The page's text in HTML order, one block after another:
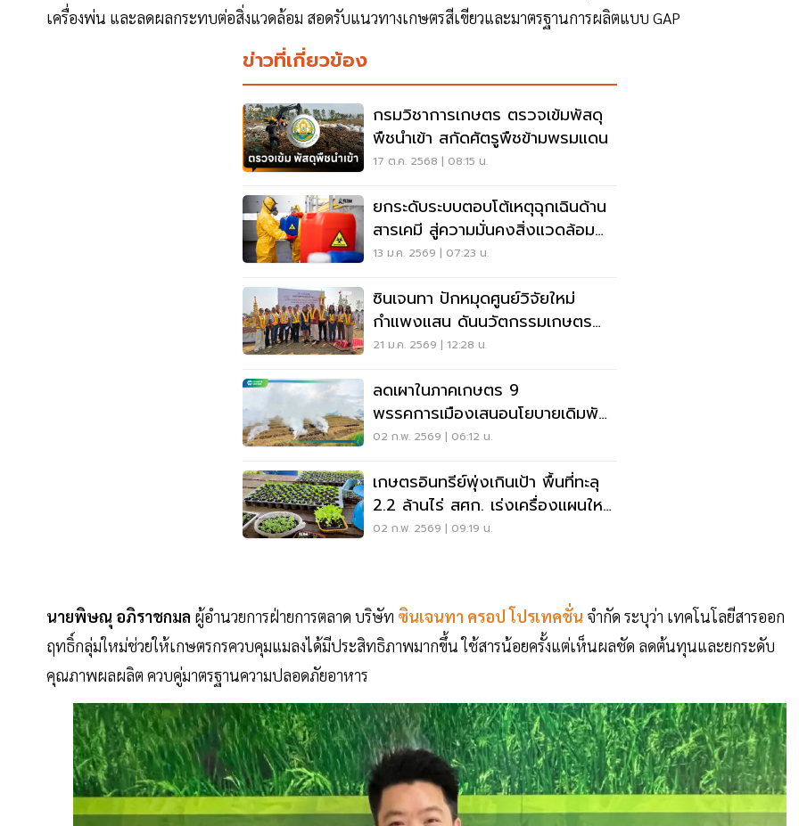
เครื่องพ่น และลดผลกระทบต่อสิ่งแวดล้อม สอดรับแนวทางเกษตรสีเขียวและมาตรฐานการผลิตแบบ GAP
ข่าวที่เกี่ยวข้อง
กรมวิชาการเกษตร ตรวจเข้มพัสดุ
พืชนำเข้า สกัดศัตรูพืชข้ามพรมแดน
17 ต.ค. 2568 | 08:15 น.
ยกระดับระบบตอบโต้เหตุฉุกเฉินด้าน
สารเคมี สู่ความมั่นคงสิ่งแวดล้อม
ระดับประเทศ
13 ม.ค. 2569 | 07:23 น.
ซินเจนทา ปักหมุดศูนย์วิจัยใหม่
กำแพงแสน ดันนวัตกรรมเกษตร
ยั่งยืนไทย
21 ม.ค. 2569 | 12:28 น.
ลดเผาในภาคเกษตร 9
พรรคการเมืองเสนอนโยบายเดิมพัน
'เปลี่ยนแรงจูงใจ'
02 ก.พ. 2569 | 06:12 น.
เกษตรอินทรีย์พุ่งเกินเป้า พื้นที่ทะลุ
2.2 ล้านไร่ สศก. เร่งเครื่องแผนใหม่
2571–2575
02 ก.พ. 2569 | 09:19 น.
นายพิษณุ อภิราชกมล ผู้อำนวยการฝ่ายการตลาด บริษัท ซินเจนทา ครอป โปรเทคชั่น จำกัด ระบุว่า เทคโนโลยีสารออก
ฤทธิ์กลุ่มใหม่ช่วยให้เกษตรกรควบคุมแมลงได้มีประสิทธิภาพมากขึ้น ใช้สารน้อยครั้งแต่เห็นผลชัด ลดต้นทุนและยกระดับ
คุณภาพผลผลิต ควบคู่มาตรฐานความปลอดภัยอาหาร